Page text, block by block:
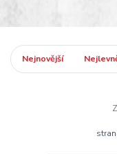
Nejnovější